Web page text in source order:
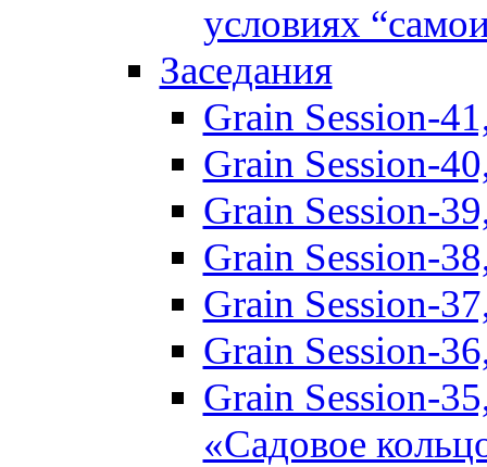
условиях
Заседания
Grain Session-
Grain Session-
Grain Session-
Grain Session-
Grain Session-
Grain Session-
Grain Session-
«Садовое